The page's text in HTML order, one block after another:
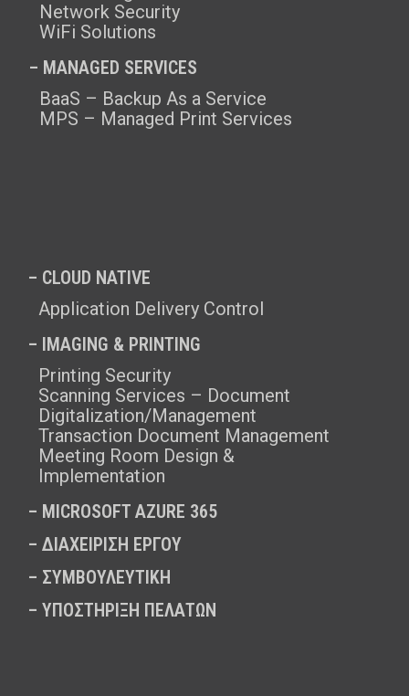
Network Security
WiFi Solutions
– MANAGED SERVICES
BaaS – Backup As a Service
MPS – Managed Print Services
– CLOUD NATIVE
Application Delivery Control
– IMAGING & PRINTING
Printing Security
Scanning Services – Document
Digitalization/Management
Transaction Document Management
Meeting Room Design &
Implementation
– MICROSOFT AZURE 365
– ΔΙΑΧΕΙΡΙΣΗ ΕΡΓΟΥ
– ΣΥΜΒΟΥΛΕΥΤΙΚΗ
– ΥΠΟΣΤΗΡΙΞΗ ΠΕΛΑΤΩΝ